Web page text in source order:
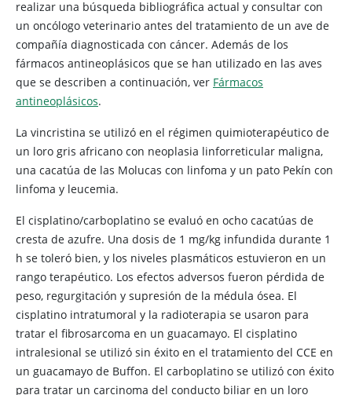
realizar una búsqueda bibliográfica actual y consultar con
un oncólogo veterinario antes del tratamiento de un ave de
compañía diagnosticada con cáncer. Además de los
fármacos antineoplásicos que se han utilizado en las aves
que se describen a continuación, ver Fármacos
antineoplásicos.
La vincristina se utilizó en el régimen quimioterapéutico de
un loro gris africano con neoplasia linforreticular maligna,
una cacatúa de las Molucas con linfoma y un pato Pekín con
linfoma y leucemia.
El cisplatino/carboplatino se evaluó en ocho cacatúas de
cresta de azufre. Una dosis de 1 mg/kg infundida durante 1
h se toleró bien, y los niveles plasmáticos estuvieron en un
rango terapéutico. Los efectos adversos fueron pérdida de
peso, regurgitación y supresión de la médula ósea. El
cisplatino intratumoral y la radioterapia se usaron para
tratar el fibrosarcoma en un guacamayo. El cisplatino
intralesional se utilizó sin éxito en el tratamiento del CCE en
un guacamayo de Buffon. El carboplatino se utilizó con éxito
para tratar un carcinoma del conducto biliar en un loro